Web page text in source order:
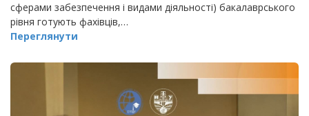
сферами забезпечення і видами діяльності) бакалаврського
рівня готують фахівців,…
Переглянути